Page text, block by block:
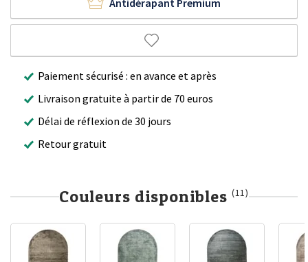
Antidérapant Premium
Paiement sécurisé : en avance et après
Livraison gratuite à partir de 70 euros
Délai de réflexion de 30 jours
Retour gratuit
Couleurs disponibles (11)